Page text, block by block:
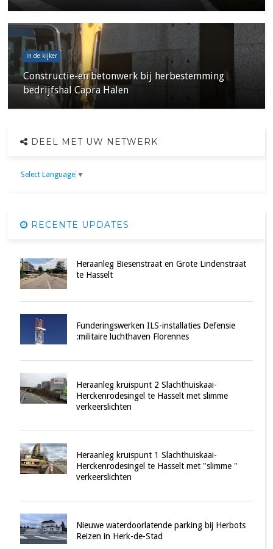
in de kijker
Constructie-en betonwerk bij herbestemming
bedrijfshal Capra Halen
DEEL MET UW NETWERK
Select Language ▼
RECENTE UPDATES
Heraanleg Biesenstraat en Grote Lindenstraat
te Hasselt
Funderingswerken ILS-installaties Defensie
:militaire luchthaven Florennes
Heraanleg kruispunt 2 Slachthuiskaai-
Herckenrodesingel te Hasselt met slimme
verkeerslichten
Heraanleg kruispunt 1 Slachthuiskaai-
Herckenrodesingel te Hasselt met "slimme "
verkeerslichten
Nieuwe waterdoorlatende parking bij Herbots
Reizen in Herk-de-Stad